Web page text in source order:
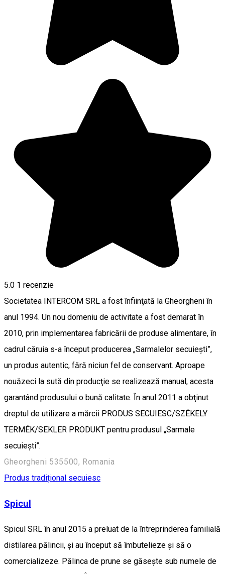
5.0 1 recenzie
Societatea INTERCOM SRL a fost înfiinţată la Gheorgheni în
anul 1994. Un nou domeniu de activitate a fost demarat în
2010, prin implementarea fabricării de produse alimentare, în
cadrul căruia s-a început producerea „Sarmalelor secuieşti”,
un produs autentic, fără niciun fel de conservant. Aproape
nouăzeci la sută din producţie se realizează manual, acesta
garantând produsului o bună calitate. În anul 2011 a obţinut
dreptul de utilizare a mărcii PRODUS SECUIESC/SZÉKELY
TERMÉK/SEKLER PRODUKT pentru produsul „Sarmale
secuieşti”.
Gheorgheni 535500, Romania
Produs tradițional secuiesc
Spicul
Spicul SRL în anul 2015 a preluat de la întreprinderea familială
distilarea pălincii, și au început să îmbutelieze și să o
comercializeze. Pălinca de prune se găsește sub numele de